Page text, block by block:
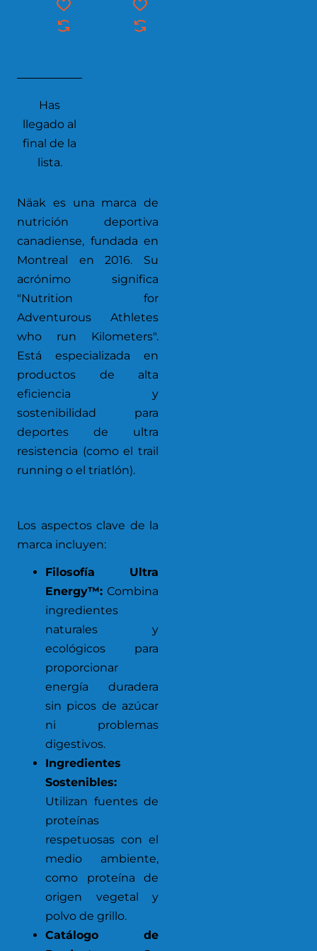
Has
llegado al
final de la
lista.
Näak es una marca de
nutrición deportiva
canadiense, fundada en
Montreal en 2016. Su
acrónimo significa
"Nutrition for
Adventurous Athletes
who run Kilometers".
Está especializada en
productos de alta
eficiencia y
sostenibilidad para
deportes de ultra
resistencia (como el trail
running o el triatlón).
Los aspectos clave de la
marca incluyen:
Filosofía Ultra
Energy™: Combina
ingredientes
naturales y
ecológicos para
proporcionar
energía duradera
sin picos de azúcar
ni problemas
digestivos.
Ingredientes
Sostenibles:
Utilizan fuentes de
proteínas
respetuosas con el
medio ambiente,
como proteína de
origen vegetal y
polvo de grillo.
Catálogo de